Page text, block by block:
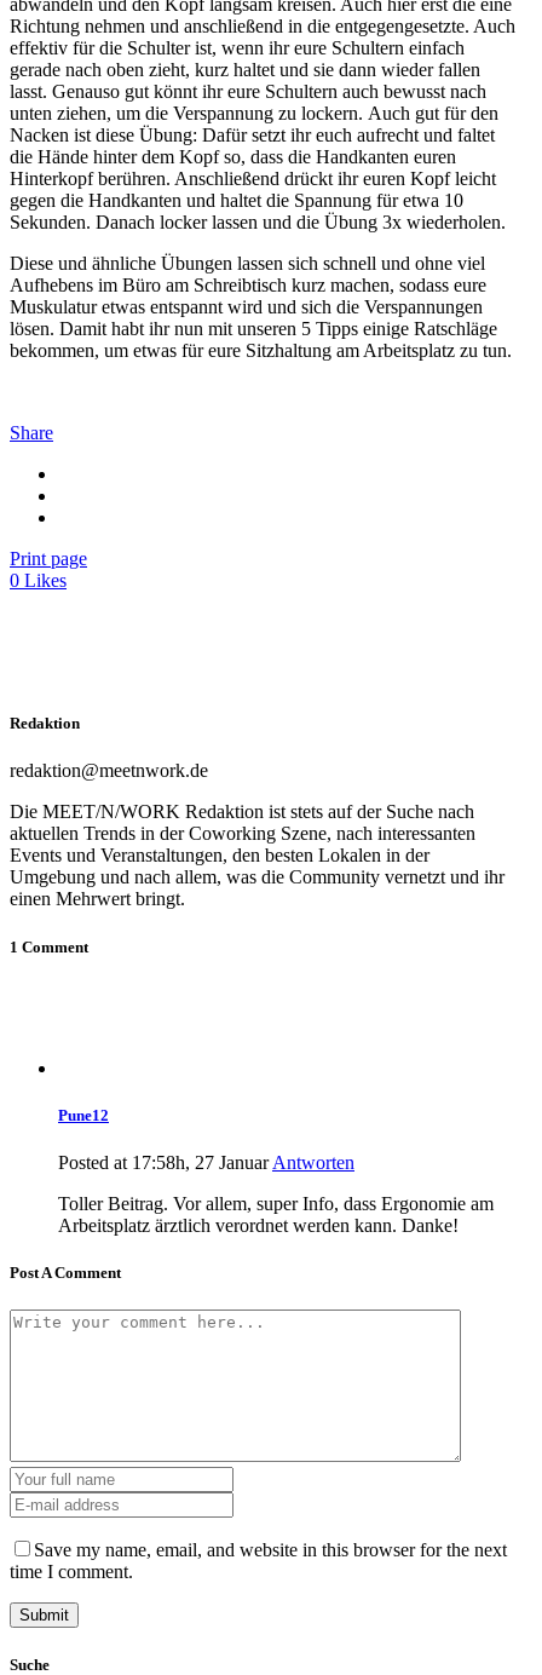
abwandeln und den Kopf langsam kreisen. Auch hier erst die eine
Richtung nehmen und anschließend in die entgegengesetzte. Auch
effektiv für die Schulter ist, wenn ihr eure Schultern einfach
gerade nach oben zieht, kurz haltet und sie dann wieder fallen
lasst. Genauso gut könnt ihr eure Schultern auch bewusst nach
unten ziehen, um die Verspannung zu lockern. Auch gut für den
Nacken ist diese Übung: Dafür setzt ihr euch aufrecht und faltet
die Hände hinter dem Kopf so, dass die Handkanten euren
Hinterkopf berühren. Anschließend drückt ihr euren Kopf leicht
gegen die Handkanten und haltet die Spannung für etwa 10
Sekunden. Danach locker lassen und die Übung 3x wiederholen.
Diese und ähnliche Übungen lassen sich schnell und ohne viel
Aufhebens im Büro am Schreibtisch kurz machen, sodass eure
Muskulatur etwas entspannt wird und sich die Verspannungen
lösen. Damit habt ihr nun mit unseren 5 Tipps einige Ratschläge
bekommen, um etwas für eure Sitzhaltung am Arbeitsplatz zu tun.
Share
Print page
0 Likes
Redaktion
redaktion@meetnwork.de
Die MEET/N/WORK Redaktion ist stets auf der Suche nach
aktuellen Trends in der Coworking Szene, nach interessanten
Events und Veranstaltungen, den besten Lokalen in der
Umgebung und nach allem, was die Community vernetzt und ihr
einen Mehrwert bringt.
1 Comment
Pune12
Posted at 17:58h, 27 Januar Antworten
Toller Beitrag. Vor allem, super Info, dass Ergonomie am
Arbeitsplatz ärztlich verordnet werden kann. Danke!
Post A Comment
Save my name, email, and website in this browser for the next
time I comment.
Suche